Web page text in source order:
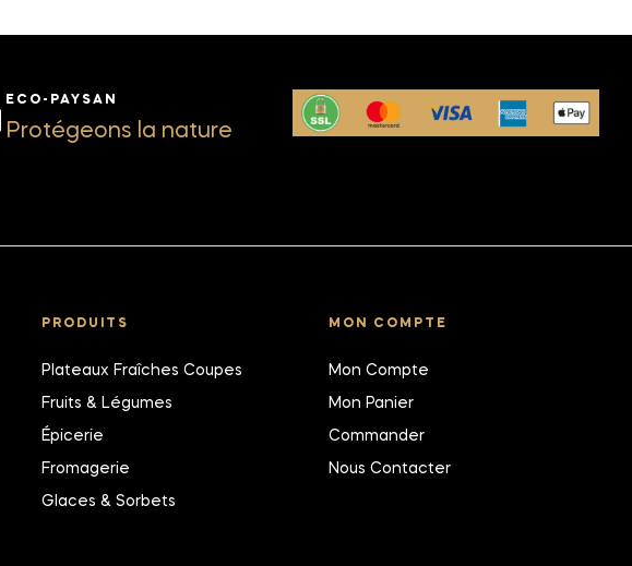
ECO-PAYSAN
Protégeons la nature
PRODUITS
Plateaux Fraîches Coupes
Fruits & Légumes
Épicerie
Fromagerie
Glaces & Sorbets
MON COMPTE
Mon Compte
Mon Panier
Commander
Nous Contacter